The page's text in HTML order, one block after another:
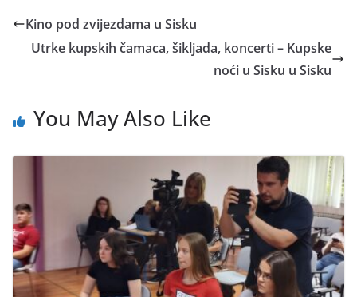
Kino pod zvijezdama u Sisku
Utrke kupskih čamaca, šikljada, koncerti – Kupske
noći u Sisku u Sisku
You May Also Like